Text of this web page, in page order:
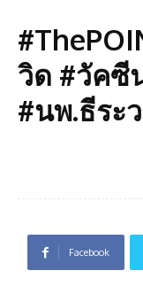
วิด #วัคซี
#นพ.ธีระ
Facebook